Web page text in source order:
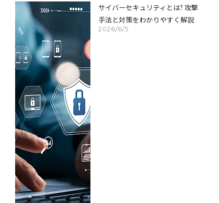
2026/6/5
サイバーセキュリティとは? 攻撃
手法と対策をわかりやすく解説